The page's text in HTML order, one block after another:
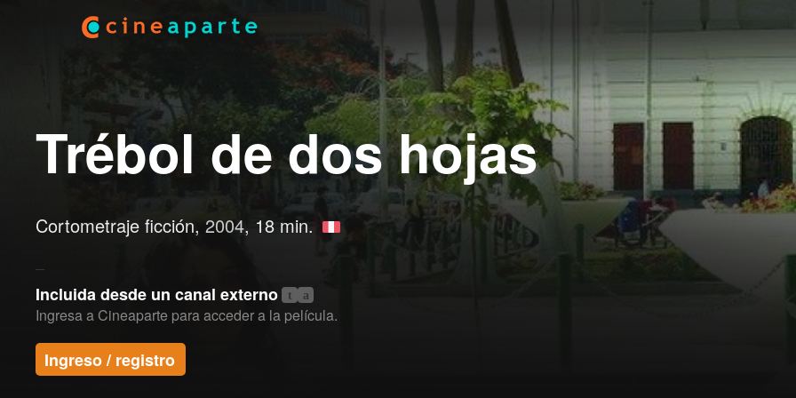
Trébol de dos hojas
Cortometraje ficción, 2004, 18 min.
Incluida desde un canal externo t a
Ingresa a Cineaparte para acceder a la película.
Ingreso / registro